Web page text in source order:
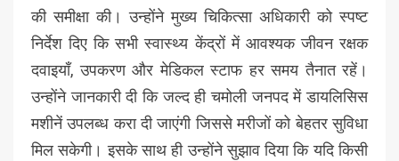
की समीक्षा की। उन्होंने मुख्य चिकित्सा अधिकारी को स्पष्ट
निर्देश दिए कि सभी स्वास्थ्य केंद्रों में आवश्यक जीवन रक्षक
दवाइयाँ, उपकरण और मेडिकल स्टाफ हर समय तैनात रहें।
उन्होंने जानकारी दी कि जल्द ही चमोली जनपद में डायलिसिस
मशीनें उपलब्ध करा दी जाएंगी जिससे मरीजों को बेहतर सुविधा
मिल सकेगी। इसके साथ ही उन्होंने सुझाव दिया कि यदि किसी